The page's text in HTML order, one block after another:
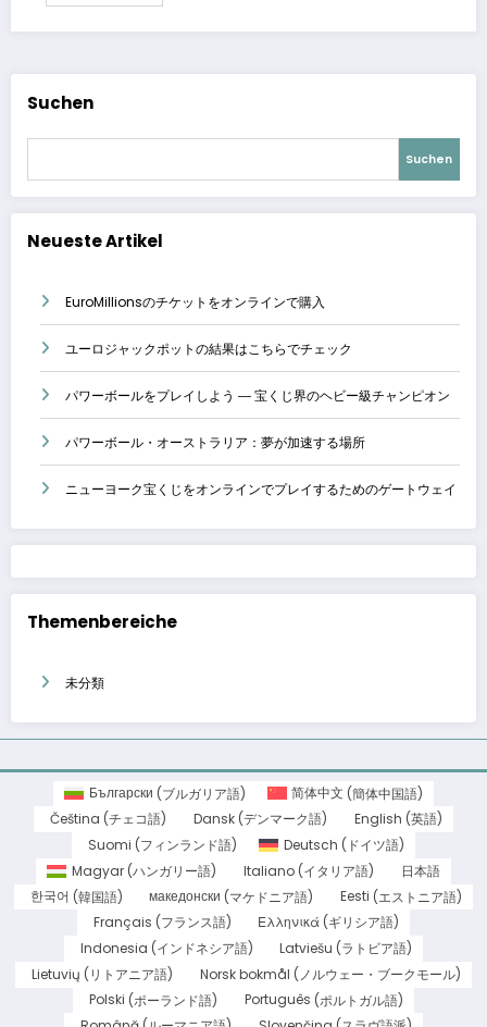
Suchen
Suchen
Neueste Artikel
EuroMillionsのチケットをオンラインで購入
ユーロジャックポットの結果はこちらでチェック
パワーボールをプレイしよう ― 宝くじ界のヘビー級チャンピオン
パワーボール・オーストラリア：夢が加速する場所
ニューヨーク宝くじをオンラインでプレイするためのゲートウェイ
Themenbereiche
未分類
Български (ブルガリア語) 简体中文 (簡体中国語)
Čeština (チェコ語) Dansk(デンマーク語) English (英語)
Suomi (フィンランド語) Deutsch ( ドイツ語)
Magyar (ハンガリー語) Italiano(イタリア語)
日本語
한국어 (韓国語) македонски (マケドニア語) Eesti (エストニア語)
Français (フランス語) Ελληνικά (ギリシア語)
Indonesia (インドネシア語) Latviešu (ラトビア語)
Lietuvių (リトアニア語) Norsk bokmål (ノルウェー・ブークモール)
Polski (ポーランド語) Português (ポルトガル語)